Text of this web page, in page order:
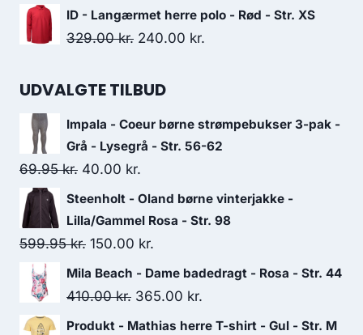
price
was:
price
is:
ID - Langærmet herre polo - Rød - Str. XS
329.00kr. Original
was:
240.00 kr.
UDVALGTE TILBUD
Impala - Coeur børne strømpebukser 3-pak -
Grå - Lysegrå - Str. 56-62
69.95kr. Original
price
was:
69.95 kr..
40.00 kr.
price
is:
40.00 kr..
Steenholt - Oland børne vinterjakke -
Lilla/Gammel Rosa - Str. 98
599.95kr. Original
price
was:
150.00 kr.
price
is:
Mila Beach - Dame badedragt - Rosa - Str. 44
410.00kr. Original
price
365.00 kr.
price
Produkt - Mathias herre T-shirt - Gul - Str. M